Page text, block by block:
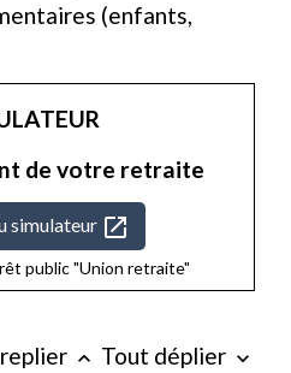
(enfants,
de votre retraite
simulateur open_in_new
public "Union retraite"
keyboard_arrow_up Tout déplier keyboard_arrow_down